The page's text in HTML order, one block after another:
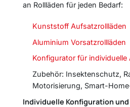
an Rollläden für jeden Bedarf:
Kunststoff Aufsatzrollläden
Aluminium Vorsatzrollläden
Konfigurator für individuelle
Zubehör: Insektenschutz,
Motorisierung, Smart-
Individuelle Konfiguration